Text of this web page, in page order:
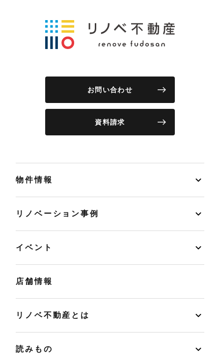
お問い合わせ
資料請求
物件情報
リノベーション事例
イベント
店舗情報
リノベ不動産とは
読みもの